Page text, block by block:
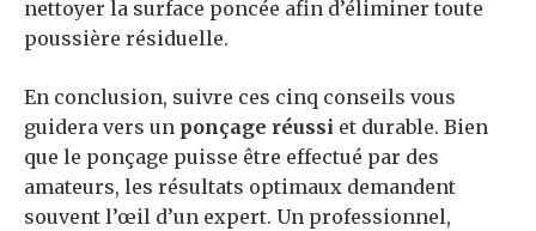
nettoyer la surface poncée afin d’éliminer toute
poussière résiduelle.
En conclusion, suivre ces cinq conseils vous
guidera vers un ponçage réussi et durable. Bien
que le ponçage puisse être effectué par des
amateurs, les résultats optimaux demandent
souvent l’œil d’un expert. Un professionnel,